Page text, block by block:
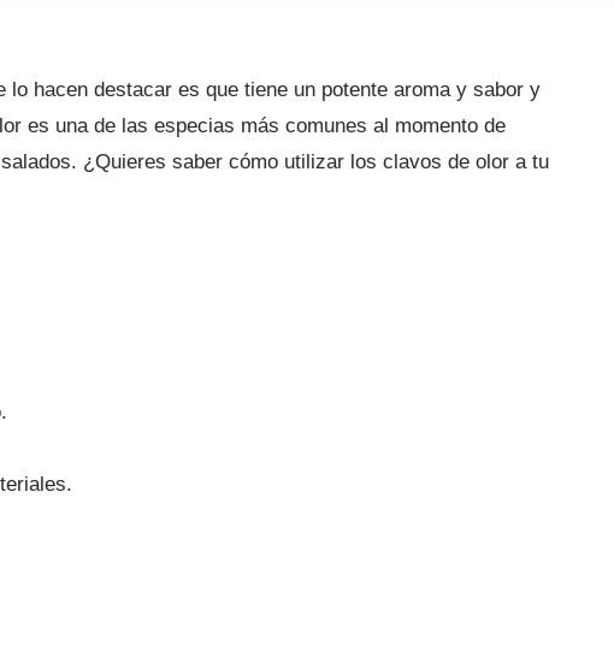
hacen destacar es que tiene un potente aroma y sabor y
es una de las especias más comunes al momento de
¿Quieres saber cómo utilizar los clavos de olor a tu